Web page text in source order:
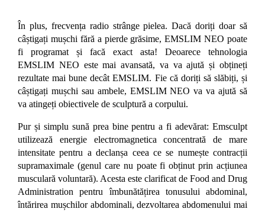
În plus, frecvența radio strânge pielea.Dacă doriți doar să
câștigați mușchi fără a pierde grăsime, EMSLIM NEO poate
fi programat și facă exact asta! Deoarece tehnologia
EMSLIM NEO este mai avansată, va va ajută și obțineți
rezultate mai bune decât EMSLIM. Fie că doriți să slăbiți, și
câștigați mușchi sau ambele, EMSLIM NEO va va ajută să
va atingeți obiectivele de sculptură a corpului.
Pur și simplu sună prea bine pentru a fi adevărat: Emsculpt
utilizează energie electromagnetica concentrată de mare
intensitate pentru a declanșa ceea ce se numește contracții
supramaximale (genul care nu poate fi obținut prin acțiunea
musculară voluntară). Acesta este clarificat de Food and Drug
Administration pentru îmbunătățirea tonusului abdominal,
întărirea mușchilor abdominali, dezvoltarea abdomenului mai